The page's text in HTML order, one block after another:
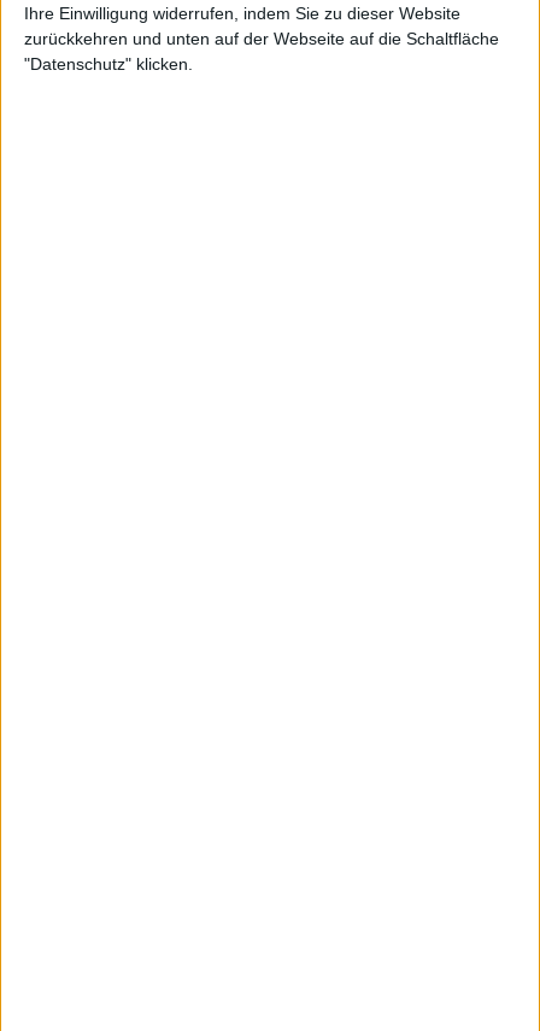
Ihre Einwilligung widerrufen, indem Sie zu dieser Website
zurückkehren und unten auf der Webseite auf die Schaltfläche
"Datenschutz" klicken.